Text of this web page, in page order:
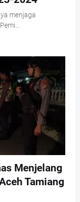
menjaga
Menjelang
Tamiang